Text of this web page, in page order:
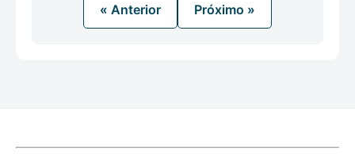
« Anterior Próximo »